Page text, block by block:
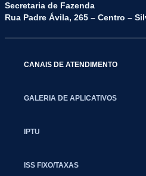
Secretaria de Fazenda
Rua Padre Ávila, 265 – Centro –
CANAIS DE ATENDIMENTO
GALERIA DE APLICATIVOS
IPTU
ISS FIXO/TAXAS